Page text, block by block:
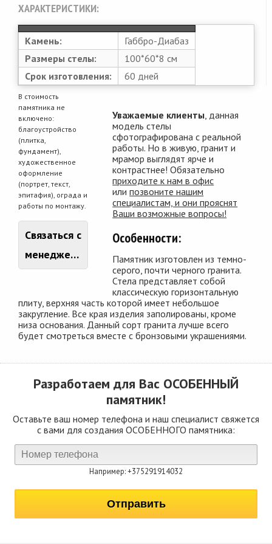
ХАРАКТЕРИСТИКИ:
Камень:
Габбро-Диабаз
Размеры стелы:
100*60*8 см
Срок изготовления:
60 дней
В стоимость
памятника не
включено:
благоустройство
(плитка,
фундамент),
художественное
оформление
(портрет, текст,
эпитафия), ограда и
работы по монтажу.
Связаться с
менеджером
Уважаемые клиенты , данная
модель стелы
сфотографирована с реальной
работы. Но в живую, гранит и
мрамор выглядят ярче и
контрастнее! Обязательно
приходите к нам в офис
илипозвоните нашим
специалистам, и они прояснят
Ваши возможные вопросы!
Особенности:
Памятник изготовлен из темно-
серого, почти черного гранита.
Стела представляет собой
классическую горизонтальную
плиту, верхняя часть которой имеет небольшое
закругление. Все края изделия заполированы, кроме
низа основания. Данный сорт гранита лучше всего
будет смотреться вместе с бронзовыми украшениями.
Разработаем для Вас ОСОБЕННЫЙ
памятник!
Оставьте ваш номер телефона и наш специалист свяжется
с вами для создания ОСОБЕННОГО памятника:
Например: +375291914032